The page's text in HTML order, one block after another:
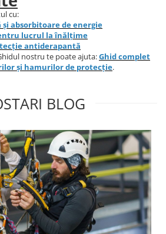
cu:
absorbitoare de energie
lucrul la înălțime
antiderapantă
nostru te poate ajuta:Ghid complet
și hamurilor de protecție.
BLOG